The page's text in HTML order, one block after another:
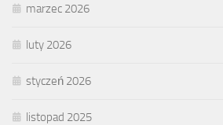
marzec 2026
luty 2026
styczeń 2026
listopad 2025